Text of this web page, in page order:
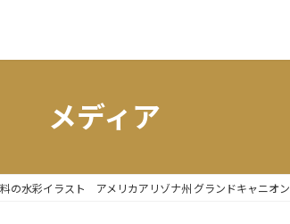
メディア
の水彩イラスト アメリカアリゾナ州 グランドキャニオン